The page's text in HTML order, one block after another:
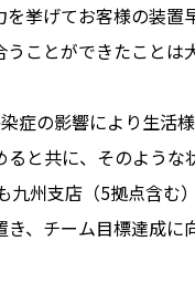
挙げてお客様の装置
ことができたことは
症の影響により生活
と共に、そのような
州支店（5拠点含む
、チーム目標達成に